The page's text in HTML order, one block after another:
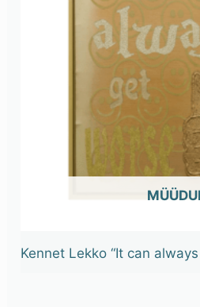
OUT OF
Kennet Lekko “It can